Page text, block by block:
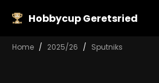
Hobbycup Geretsried
Home 2025/26 Sputniks